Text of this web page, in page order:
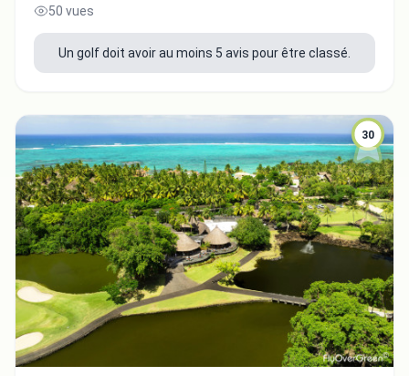
50 vues
Un golf doit avoir au moins 5 avis pour être classé.
30